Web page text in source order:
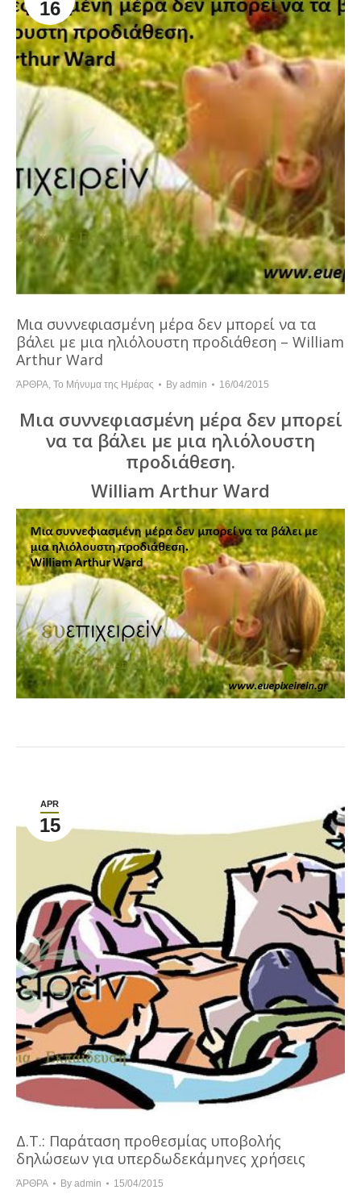
16
Μια συννεφιασμένη μέρα δεν μπορεί να τα
βάλει με μια ηλιόλουστη προδιάθεση – William
Arthur Ward
ΆΡΘΡΑ, Το Μήνυμα της Ημέρας By admin 16/04/2015
Μια συννεφιασμένη μέρα δεν μπορεί
να τα βάλει με μια ηλιόλουστη
προδιάθεση.
William Arthur Ward
APR
15
Δ.Τ.: Παράταση προθεσμίας υποβολής
δηλώσεων για υπερδωδεκάμηνες χρήσεις
ΆΡΘΡΑ By admin 15/04/2015